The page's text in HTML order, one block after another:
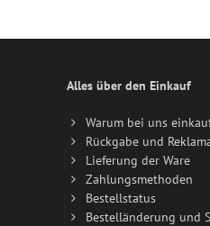
Alles über den Einkauf
Warum bei uns
Rückgabe und
Lieferung der Ware
Zahlungsmethoden
Bestellstatus
Bestelländerung und